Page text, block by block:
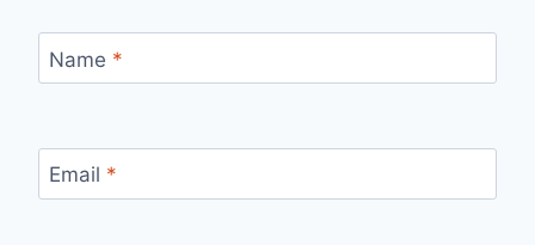
Name *
Email *